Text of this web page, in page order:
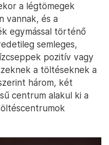
a légtömegek
vannak, és a
egymással történő
semleges,
pozitív vagy
a töltéseknek a
három, két
centrum alakul ki a